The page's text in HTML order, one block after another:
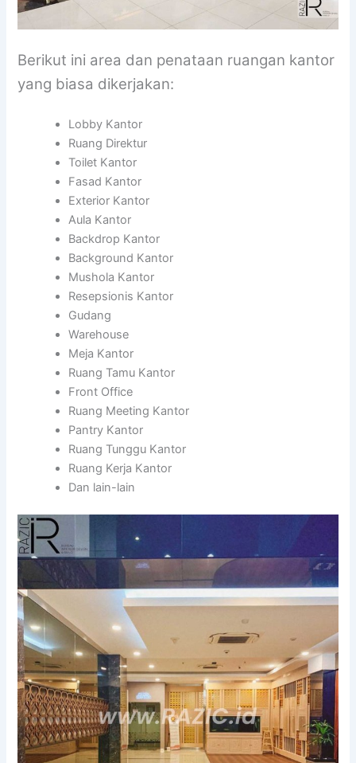
Berikut ini area dan penataan ruangan kantor
yang biasa dikerjakan:
Lobby Kantor
Ruang Direktur
Toilet Kantor
Fasad Kantor
Exterior Kantor
Aula Kantor
Backdrop Kantor
Background Kantor
Mushola Kantor
Resepsionis Kantor
Gudang
Warehouse
Meja Kantor
Ruang Tamu Kantor
Front Office
Ruang Meeting Kantor
Pantry Kantor
Ruang Tunggu Kantor
Ruang Kerja Kantor
Dan lain-lain